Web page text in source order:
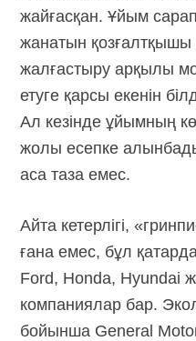
жайғасқан. Ұйым
жанатын қозғалтқышы
жалғастыру арқылы
етуге қарсы екенін
Ал кезінде ұйымның
жолы есепке
аса таза емес.
Айта кетерлігі,
ғана емес, бұл
Ford, Honda, Hyundai
компаниялар бар.
бойынша General